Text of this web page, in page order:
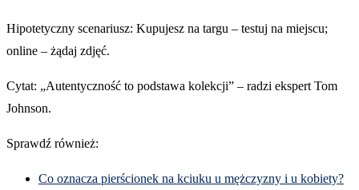
Hipotetyczny scenariusz: Kupujesz na targu – testuj na miejscu;
online – żądaj zdjęć.
Cytat: „Autentyczność to podstawa kolekcji” – radzi ekspert Tom
Johnson.
Sprawdź również:
Co oznacza pierścionek na kciuku u mężczyzny i u kobiety?